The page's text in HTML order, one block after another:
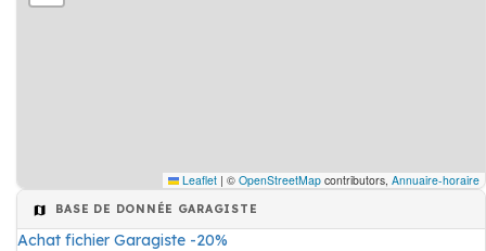
Leaflet | © OpenStreetMap contributors, Annuaire-horaire
BASE DE DONNÉE GARAGISTE
Achat fichier Garagiste -20%